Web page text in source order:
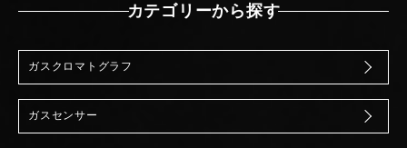
カテゴリーから探す
ガスクロマトグラフ
ガスセンサー